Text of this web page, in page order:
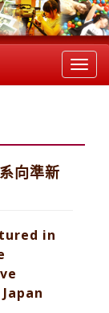
向準新
in